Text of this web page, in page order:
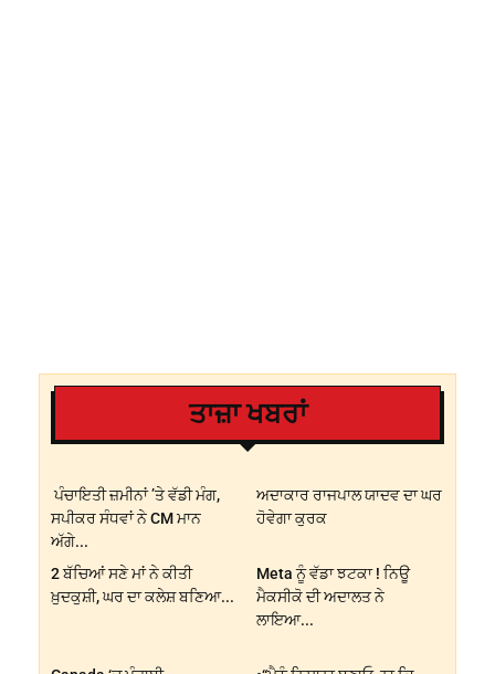
ਤਾਜ਼ਾ ਖਬਰਾਂ
ਪੰਚਾਇਤੀ ਜ਼ਮੀਨਾਂ ’ਤੇ ਵੱਡੀ ਮੰਗ,
ਸਪੀਕਰ ਸੰਧਵਾਂ ਨੇ CM ਮਾਨ
ਅੱਗੇ...
ਅਦਾਕਾਰ ਰਾਜਪਾਲ ਯਾਦਵ ਦਾ ਘਰ
ਹੋਵੇਗਾ ਕੁਰਕ
2 ਬੱਚਿਆਂ ਸਣੇ ਮਾਂ ਨੇ ਕੀਤੀ
ਖ਼ੁਦਕੁਸ਼ੀ, ਘਰ ਦਾ ਕਲੇਸ਼ ਬਣਿਆ...
Meta ਨੂੰ ਵੱਡਾ ਝਟਕਾ ! ਨਿਊ
ਮੈਕਸੀਕੋ ਦੀ ਅਦਾਲਤ ਨੇ
ਲਾਇਆ...